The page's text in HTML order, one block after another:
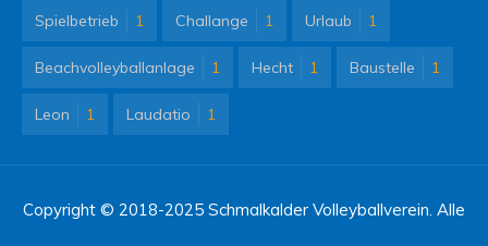
Spielbetrieb 1 Challange 1 Urlaub 1
Beachvolleyballanlage 1 Hecht 1 Baustelle 1
Leon 1 Laudatio 1
Copyright © 2018-2025 Schmalkalder Volleyballverein. Alle